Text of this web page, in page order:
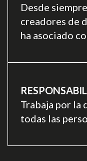
Desde
creadores de
ha asociado
Trabaja por la
todas las